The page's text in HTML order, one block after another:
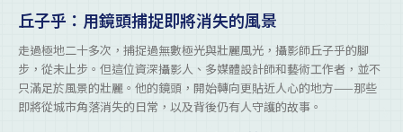
丘子乎：用鏡頭捕捉即將消失的風景
走過極地二十多次，捕捉過無數極光與壯麗風光，攝影師丘子乎的腳
步，從未止步。但這位資深攝影人、多媒體設計師和藝術工作者，並不
只滿足於風景的壯麗。他的鏡頭，開始轉向更貼近人心的地方——那些
即將從城市角落消失的日常，以及背後仍有人守護的故事。